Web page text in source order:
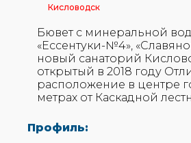
Кисловодск
Бювет с минеральной
«Ессентуки-№4»,
новый санаторий
открытый в 2018 году
расположение в центре
метрах от Каскадной
Профиль: